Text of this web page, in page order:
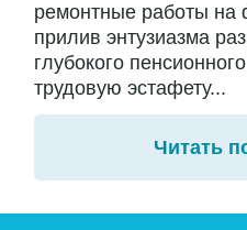
ремонтные работы на
прилив энтузиазма
глубокого
трудовую эстафету...
Читать